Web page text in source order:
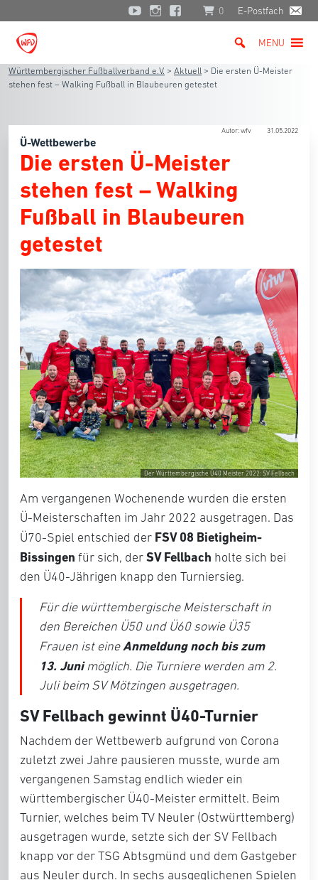
0 E-Postfach
MENU
Württembergischer Fußballverband e.V. > Aktuell > Die ersten Ü-Meister
stehen fest – Walking Fußball in Blaubeuren getestet
Autor: wfv 31.05.2022
Ü-Wettbewerbe
Die ersten Ü-Meister
stehen fest – Walking
Fußball in Blaubeuren
getestet
Der Württembergische Ü40 Meister 2022: SV Fellbach
Am vergangenen Wochenende wurden die ersten
Ü-Meisterschaften im Jahr 2022 ausgetragen. Das
Ü70-Spiel entschied der FSV 08 Bietigheim-
Bissingen für sich, der SV Fellbach holte sich bei
den Ü40-Jährigen knapp den Turniersieg.
Für die württembergische Meisterschaft in
den Bereichen Ü50 und Ü60 sowie Ü35
Frauen ist eine Anmeldung noch bis zum
13. Junimöglich. Die Turniere werden am 2.
Juli beim SV Mötzingen ausgetragen.
SV Fellbach gewinnt Ü40-Turnier
Nachdem der Wettbewerb aufgrund von Corona
zuletzt zwei Jahre pausieren musste, wurde am
vergangenen Samstag endlich wieder ein
württembergischer Ü40-Meister ermittelt. Beim
Turnier, welches beim TV Neuler (Ostwürttemberg)
ausgetragen wurde, setzte sich der SV Fellbach
knapp vor der TSG Abtsgmünd und dem Gastgeber
aus Neuler durch. In sechs ausgeglichenen Spielen